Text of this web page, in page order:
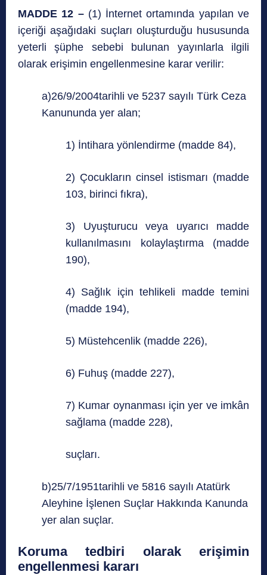
MADDE 12 –(1) İnternet ortamında yapılan ve
içeriği aşağıdaki suçları oluşturduğu hususunda
yeterli şüphe sebebi bulunan yayınlarla ilgili
olarak erişimin engellenmesine karar verilir:
a)26/9/2004tarihli ve 5237 sayılı Türk Ceza
Kanununda yer alan;
1) İntihara yönlendirme (madde 84),
2) Çocukların cinsel istismarı (madde
103, birinci fıkra),
3) Uyuşturucu veya uyarıcı madde
kullanılmasını kolaylaştırma (madde
190),
4) Sağlık için tehlikeli madde temini
(madde 194),
5) Müstehcenlik (madde 226),
6) Fuhuş (madde 227),
7) Kumar oynanması için yer ve imkân
sağlama (madde 228),
suçları.
b)25/7/1951tarihli ve 5816 sayılı Atatürk
Aleyhine İşlenen Suçlar Hakkında Kanunda
yer alan suçlar.
Koruma tedbiri olarak erişimin
engellenmesi kararı